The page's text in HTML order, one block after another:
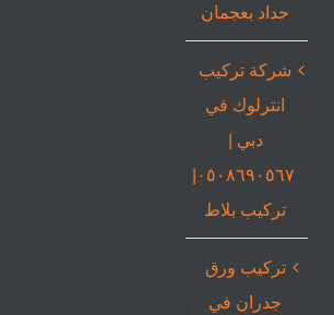
حداد بعجمان
شركة تركيب
انترلوك في
دبي |
٠٥٠٨٦٩٠٥٦٧|
تركيب بلاط
تركيب ورق
جدران في